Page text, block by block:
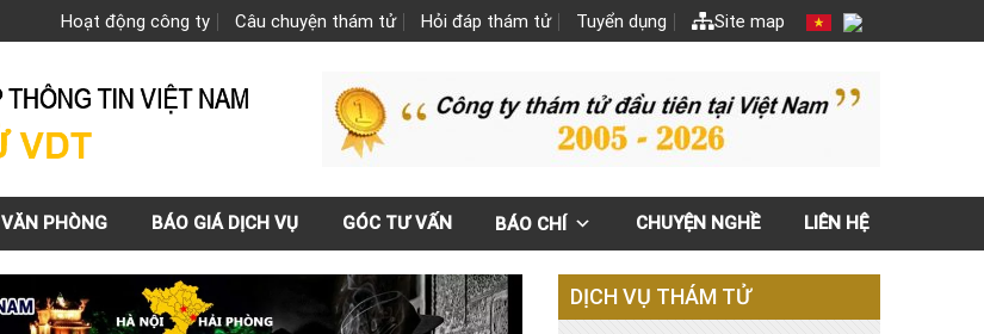
Hoạt động công ty Câu chuyện thám tử Hỏi đáp thám tử Tuyển dụng Site map
VĂN PHÒNG BÁO GIÁ DỊCH VỤ GÓC TƯ VẤN BÁO CHÍ CHUYỆN NGHỀ LIÊN HỆ
DỊCH VỤ THÁM TỬ